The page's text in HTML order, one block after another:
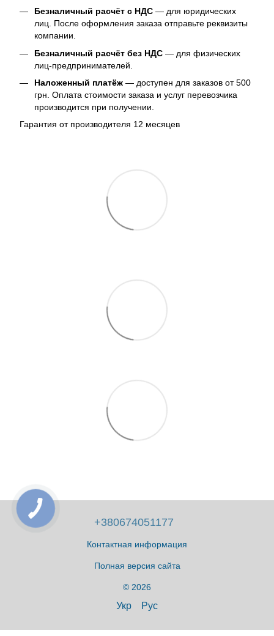
Безналичный расчёт с НДС — для юридических
лиц. После оформления заказа отправьте реквизиты
компании.
Безналичный расчёт без НДС — для физических
лиц-предпринимателей.
Наложенный платёж — доступен для заказов от 500
грн. Оплата стоимости заказа и услуг перевозчика
производится при получении.
Гарантия от производителя 12 месяцев
+380674051177
Контактная информация
Полная версия сайта
© 2026
Укр Рус